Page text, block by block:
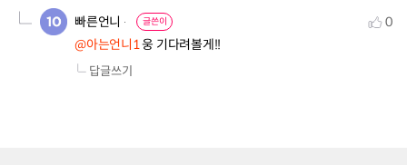
빠른언니 글쓴이
0
@아는언니1 웅 기다려볼게!!
답글쓰기